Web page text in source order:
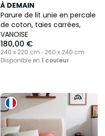
À DEMAIN
Parure de lit unie en percale
de coton, taies carrées,
VANOISE
180,00 €
240 x 220 cm ⋅ 260 x 240 cm
Disponible en 1 couleur